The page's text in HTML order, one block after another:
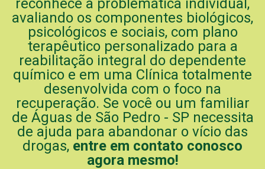
reconhece a problemática individual,
avaliando os componentes biológicos,
psicológicos e sociais, com plano
terapêutico personalizado para a
reabilitação integral do dependente
químico e em uma Clínica totalmente
desenvolvida com o foco na
recuperação. Se você ou um familiar
de Águas de São Pedro - SP necessita
de ajuda para abandonar o vício das
drogas, entre em contato conosco
agora mesmo!